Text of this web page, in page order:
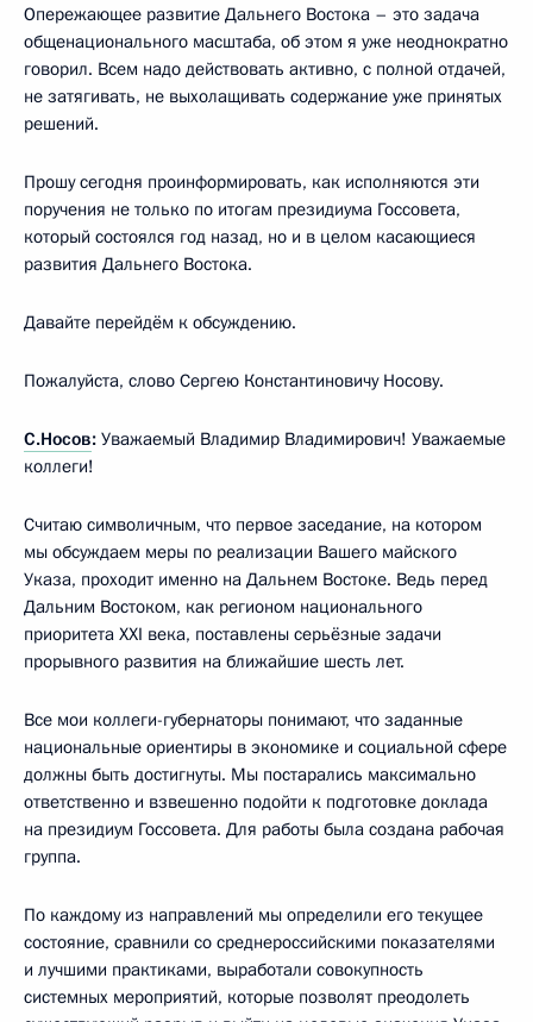
Опережающее развитие Дальнего Востока – это задача
общенационального масштаба, об этом я уже неоднократно
говорил. Всем надо действовать активно, с полной отдачей,
не затягивать, не выхолащивать содержание уже принятых
решений.
Прошу сегодня проинформировать, как исполняются эти
поручения не только по итогам президиума Госсовета,
который состоялся год назад, но и в целом касающиеся
развития Дальнего Востока.
Давайте перейдём к обсуждению.
Пожалуйста, слово Сергею Константиновичу Носову.
С.Носов: Уважаемый Владимир Владимирович! Уважаемые
коллеги!
Считаю символичным, что первое заседание, на котором
мы обсуждаем меры по реализации Вашего майского
Указа, проходит именно на Дальнем Востоке. Ведь перед
Дальним Востоком, как регионом национального
приоритета XXI века, поставлены серьёзные задачи
прорывного развития на ближайшие шесть лет.
Все мои коллеги-губернаторы понимают, что заданные
национальные ориентиры в экономике и социальной сфере
должны быть достигнуты. Мы постарались максимально
ответственно и взвешенно подойти к подготовке доклада
на президиум Госсовета. Для работы была создана рабочая
группа.
По каждому из направлений мы определили его текущее
состояние, сравнили со среднероссийскими показателями
и лучшими практиками, выработали совокупность
системных мероприятий, которые позволят преодолеть